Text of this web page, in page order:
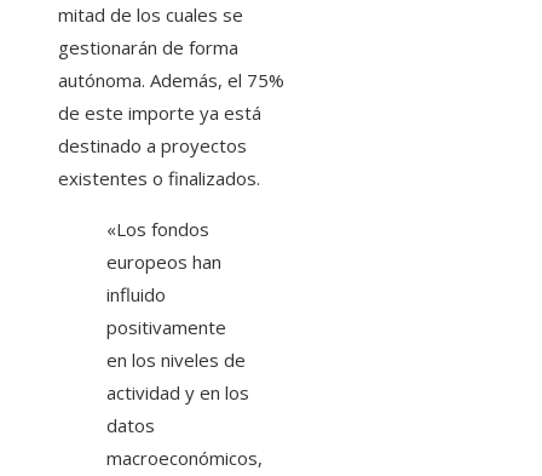
mitad de los cuales se
gestionarán de forma
autónoma. Además, el 75%
de este importe ya está
destinado a proyectos
existentes o finalizados.
«Los fondos
europeos han
influido
positivamente
en los niveles de
actividad y en los
datos
macroeconómicos,